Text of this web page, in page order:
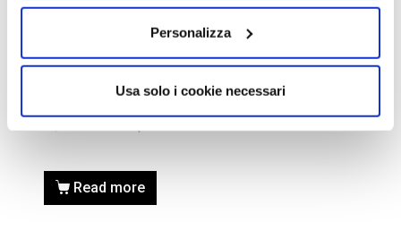
Personalizza
Usa solo i cookie necessari
JIM BREAKWALL H422-26
175,00€ 125,00€
Read more